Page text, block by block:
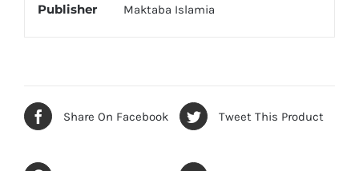
Publisher Maktaba Islamia
Share On Facebook Tweet This Product